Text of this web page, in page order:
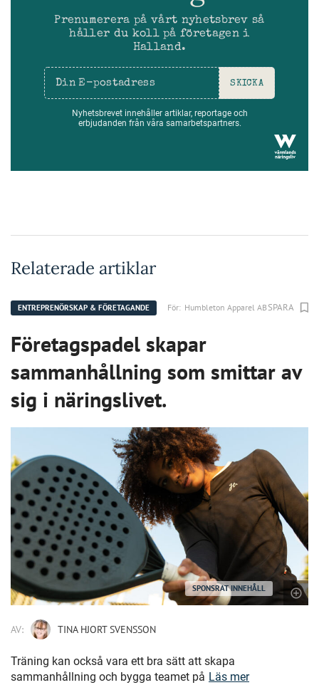
Prenumerera på vårt nyhetsbrev så
håller du koll på företagen i
Halland.
SKICKA
Nyhetsbrevet innehåller artiklar, reportage och
erbjudanden från våra samarbetspartners.
Relaterade artiklar
ENTREPRENÖRSKAP & FÖRETAGANDE För: Humbleton Apparel ABSPARA
Företagspadel skapar
sammanhållning som smittar av
sig i näringslivet.
SPONSRAT INNEHÅLL
AV: TINA HJORT SVENSSON
Träning kan också vara ett bra sätt att skapa
sammanhållning och bygga teamet på Läs mer